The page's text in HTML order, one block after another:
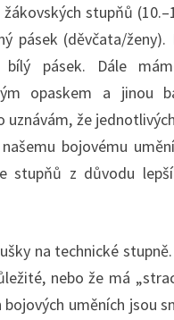
stupňů
pásek (děvčata/ženy).
pásek. Dále
opaskem a jinou
že
bojovému
stupňů z důvodu
na technické
nebo že má
uměních jsou